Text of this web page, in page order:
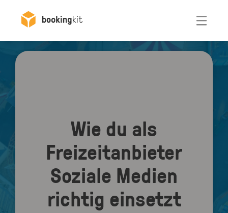
Wie du als
Freizeitanbieter
Soziale Medien
richtig einsetzt